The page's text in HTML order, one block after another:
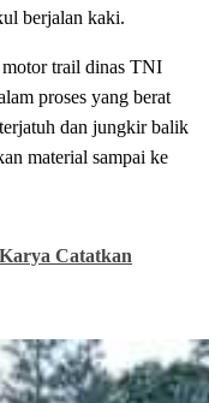
berjalan kaki.
motor trail dinas TNI
proses yang berat
dan jungkir balik
material sampai ke
Catatkan